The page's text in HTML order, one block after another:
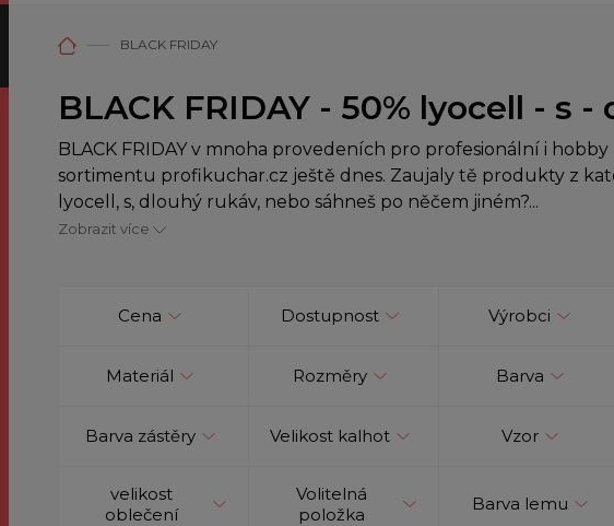
BLACK FRIDAY
BLACK FRIDAY - 50% lyocell - s
BLACK FRIDAY v mnoha provedeních pro profesionální i
sortimentu profikuchar.cz ještě dnes. Zaujaly tě produkty z
lyocell, s, dlouhý rukáv, nebo sáhneš po něčem jiném?...
Zobrazit více
Cena Dostupnost Výrobci
Materiál Rozměry Barva
Barva zástěry Velikost kalhot Vzor
velikost
oblečení
Volitelná
položka
Barva lemu